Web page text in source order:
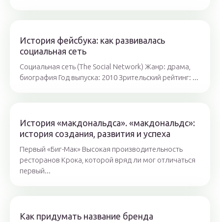
История фейсбука: как развивалась
социальная сеть
Социальная сеть (The Social Network) Жанр: драма,
биография Год выпуска: 2010 Зрительский рейтинг: ️...
История «макдональдса». «макдональдс»:
история создания, развития и успеха
Первый «Биг-Мак» Высокая производительность
ресторанов Крока, которой вряд ли мог отличаться
первый...
Как придумать название бренда